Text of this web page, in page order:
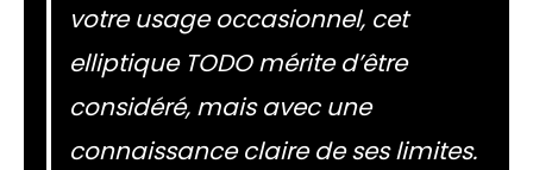
votre usage occasionnel, cet
elliptique TODO mérite d’être
considéré, mais avec une
connaissance claire de ses limites.